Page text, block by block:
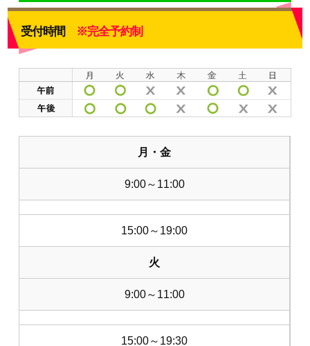
受付時間 ※完全予約制
月・金
9:00～11:00
15:00～19:00
火
9:00～11:00
15:00～19:30